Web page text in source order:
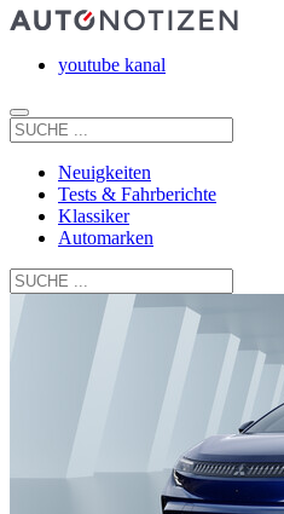
youtube kanal
Neuigkeiten
Tests & Fahrberichte
Klassiker
Automarken